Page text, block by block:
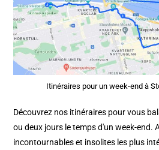
Itinéraires pour un week-end à
Découvrez nos itinéraires pour vous
ou deux jours le temps d'un week-end.
incontournables et insolites les plus